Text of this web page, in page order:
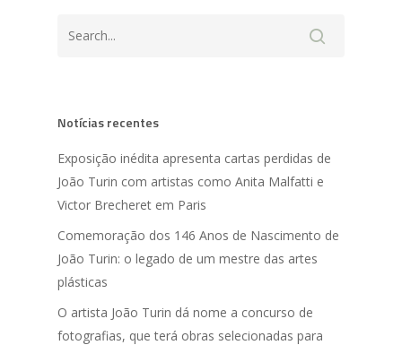
Notícias recentes
Exposição inédita apresenta cartas perdidas de
João Turin com artistas como Anita Malfatti e
Victor Brecheret em Paris
Comemoração dos 146 Anos de Nascimento de
João Turin: o legado de um mestre das artes
plásticas
O artista João Turin dá nome a concurso de
fotografias, que terá obras selecionadas para